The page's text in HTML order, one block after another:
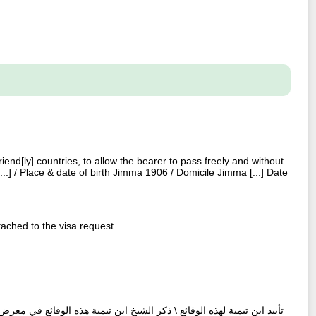
countries, to allow the bearer to pass freely and without
/ Place & date of birth Jimma 1906 / Domicile Jimma [...] Date
to the visa request.
تأييد ابن تيمية لهذه الوقائع \ ذكر الشيخ ابن تيمية هذه الوقائع في